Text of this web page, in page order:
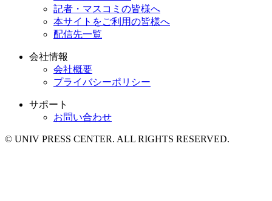
記者・マスコミの皆様へ
本サイトをご利用の皆様へ
配信先一覧
会社情報
会社概要
プライバシーポリシー
サポート
お問い合わせ
© UNIV PRESS CENTER. ALL RIGHTS RESERVED.